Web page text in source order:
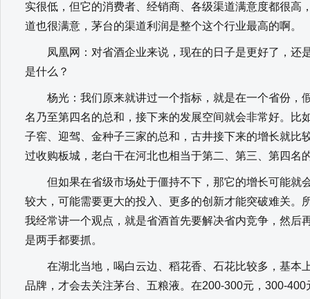
实很低，但它的消费者、经销商、各级渠道满意度都很高
道也很满意，茅台的渠道利润是整个这个行业最高的啊。
凤凰网：对省酒企业来说，现在的日子是更好了，还
是什么？
杨光：我们原来就讲过一个指标，就是在一个省份，
名乃至第四名的总和，接下来的发展空间就会非常好。比
子窖、迎驾、金种子三家的总和，古井接下来的增长就比
过收购板城，老白干在河北也相当于第二、第三、第四名
但如果在省级市场处于僵持不下，那它的增长可能就
较大，可能需要更大的投入、更多的创新才能突破难关。
我经常讲一个观点，就是省酒首先要解决省内竞争，然后
是两手都要抓。
在湖北当地，喝白云边、稻花香、石花比较多，基本
品牌，才会去关注茅台、五粮液。在200-300元，300-